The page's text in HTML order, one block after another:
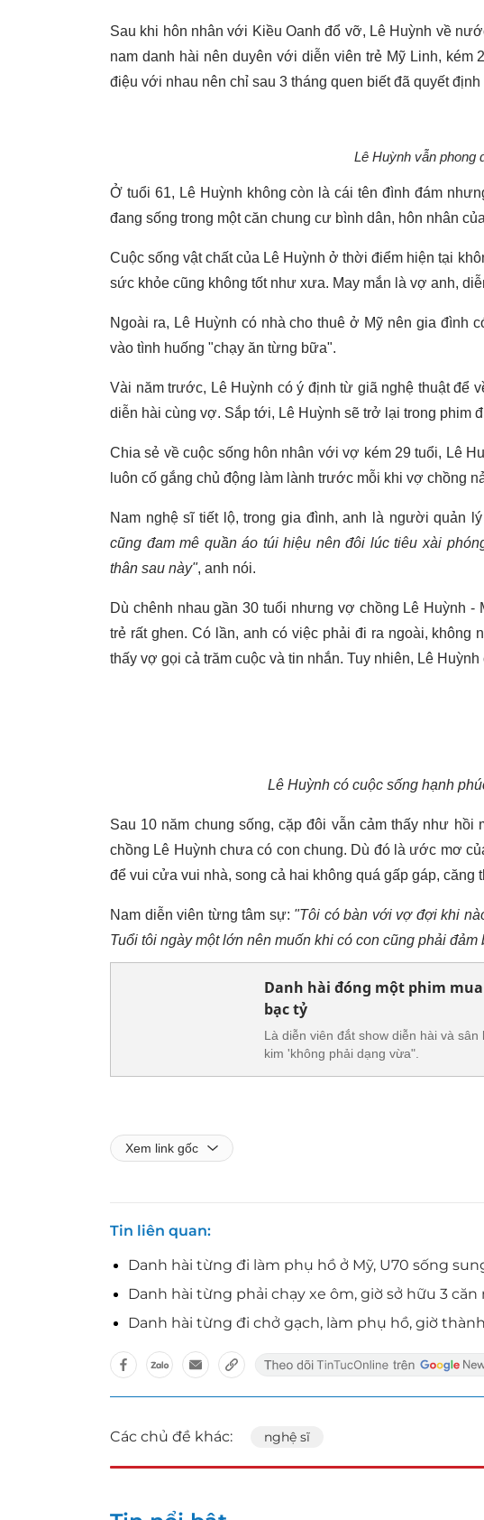
Sau khi hôn nhân với Kiều Oanh đổ vỡ, Lê Huỳnh về
nam danh hài nên duyên với diễn viên trẻ Mỹ Linh,
điệu với nhau nên chỉ sau 3 tháng quen biết đã quyết
Lê Huỳnh vẫn phong
Ở tuổi 61, Lê Huỳnh không còn là cái tên đình đám
đang sống trong một căn chung cư bình dân, hôn nhân
Cuộc sống vật chất của Lê Huỳnh ở thời điểm hiện tại
sức khỏe cũng không tốt như xưa. May mắn là vợ anh,
Ngoài ra, Lê Huỳnh có nhà cho thuê ở Mỹ nên gia đình
vào tình huống "chạy ăn từng bữa".
Vài năm trước, Lê Huỳnh có ý định từ giã nghệ thuật để
diễn hài cùng vợ. Sắp tới, Lê Huỳnh sẽ trở lại trong phim
Chia sẻ về cuộc sống hôn nhân với vợ kém 29 tuổi, Lê
luôn cố gắng chủ động làm lành trước mỗi khi vợ chồng
Nam nghệ sĩ tiết lộ, trong gia đình, anh là người quản
cũng đam mê quần áo túi hiệu nên đôi lúc tiêu xài
thân sau này", anh nói.
Dù chênh nhau gần 30 tuổi nhưng vợ chồng Lê Huỳnh -
trẻ rất ghen. Có lần, anh có việc phải đi ra ngoài,
thấy vợ gọi cả trăm cuộc và tin nhắn. Tuy nhiên, Lê
Lê Huỳnh có cuộc sống hạnh
Sau 10 năm chung sống, cặp đôi vẫn cảm thấy như
chồng Lê Huỳnh chưa có con chung. Dù đó là ước mơ
để vui cửa vui nhà, song cả hai không quá gấp gáp, căng
Nam diễn viên từng tâm sự: "Tôi có bàn với vợ đợi khi
Tuổi tôi ngày một lớn nên muốn khi có con cũng phải
Danh hài đóng một phim
bạc tỷ
Là diễn viên đắt show diễn hài và
kim 'không phải dạng vừa".
Xem link gốc
Tin liên quan
Danh hài từng đi làm phụ hồ ở Mỹ, U70 sống
Danh hài từng phải chạy xe ôm, giờ sở hữu 3
Danh hài từng đi chở gạch, làm phụ hồ, giờ
Các chủ đề khác: nghệ sĩ